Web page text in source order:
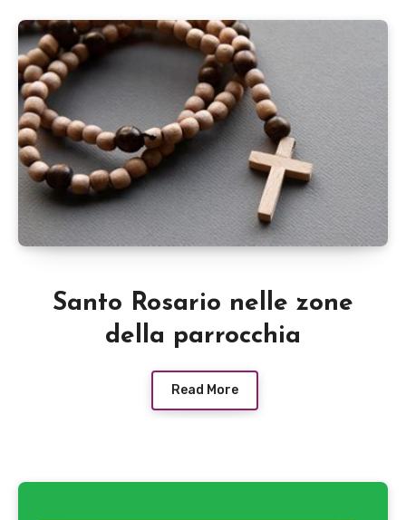
Santo Rosario nelle zone
della parrocchia
Read More